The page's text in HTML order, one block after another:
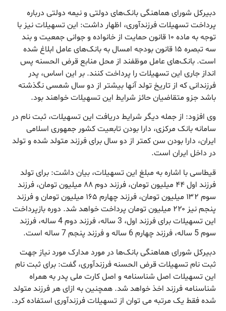
دبیرکل شورای هماهنگی بانک‌های دولتی و نیمه دولتی درباره
پرداخت تسهیلات فرزندآوری، اظهار داشت: این تسهیلات نیز با
توجه به ماده ۱۰ قانون حمایت از خانواده و جوانی جمعیت و بند
سه تبصره ۱۵ قانون بودجه امسال به بانک‌های عامل ابلاغ شده
است. بانک‌های عامل موظفند از محل منابع قرض الحسنه پس
انداز جاری این تسهیلات را پرداخت کنند. بر این اساس، پدر
فرزندانی که از تاریخ تولد آنها بیشتر از دو سال شمسی نگذشته
باشد جزو متقاضیان حائز شرایط این تسهیلات خواهند بود.
وی افزود: از جمله دیگر شرایط دریافت این تسهیلات، ثبت نام در
سامانه بانک مرکزی، دارا بودن تابعیت کشور جمهوری اسلامی
ایران، دارا بودن سن کمتر از دو سال برای فرزند متولد شده و تولد
در داخل ایران است.
قیطاسی با اشاره به مبلغ این تسهیلات، بیان داشت: برای تولد
فرزند اول ۴۴ میلیون تومان، فرزند دوم ۸۸ میلیون تومان، فرزند
سوم ۱۳۲ میلیون تومان، فرزند چهارم ۱۶۵ میلیون تومان و فرزند
پنجم نیز ۲۲۰ میلیون تومان پرداخت خواهد شد. دوره بازپرداخت
این تسهیلات برای فرزند اول، 3‌ ساله، فرزند دوم 4 ساله، فرزند
سوم 5 ساله، فرزند چهارم 6 ساله و فرزند پنجم 7 ساله است.
دبیرکل شورای هماهنگی بانک‌ها در مورد مدارک مورد نیاز جهت
ثبت نام تسهیلات قرض الحسنه فرزندآوری، گفت: برای ثبت نام
این تسهیلات اصل شناسنامه و اصل کارت ملی پدر به همراه
شناسنامه فرزند اخذ خواهد شد. همچنین به ازای هر فرزند متولد
شده فقط یک مرتبه می توان از تسهیلات فرزندآوری استفاده کرد.